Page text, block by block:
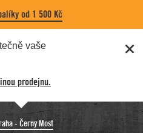
od 1 500 Kč
vaše
prodejnu.
- Černý Most